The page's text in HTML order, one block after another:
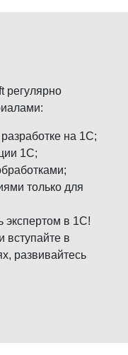
регулярно
на 1С;
1С;
только для
экспертом в 1С!
вступайте в
развивайтесь